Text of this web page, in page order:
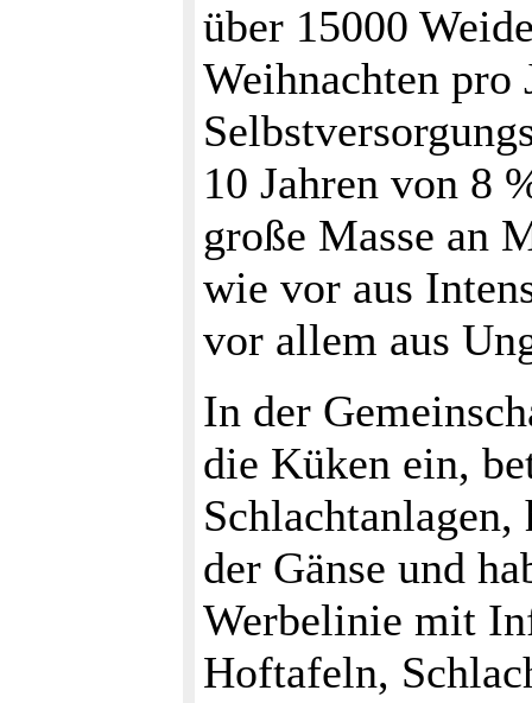
über 15000
Weihnachten pro
10 Jahren von 8
große Masse an
wie vor aus
vor allem aus
In der
die Küken ein,
der Gänse und
Werbelinie mit
Hoftafeln,